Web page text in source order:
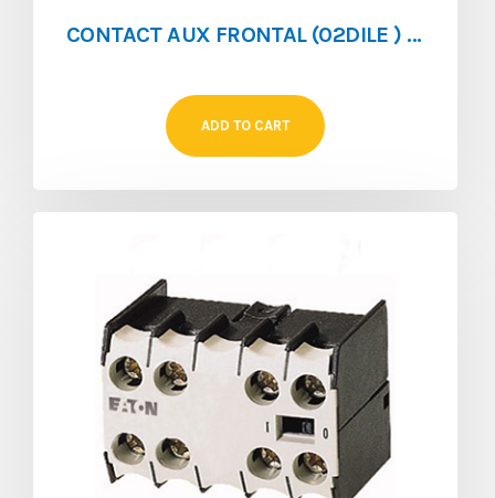
CONTACT AUX FRONTAL (02DILE ) 0NO/2NF POUR (DILEM/DILER)
ADD TO CART